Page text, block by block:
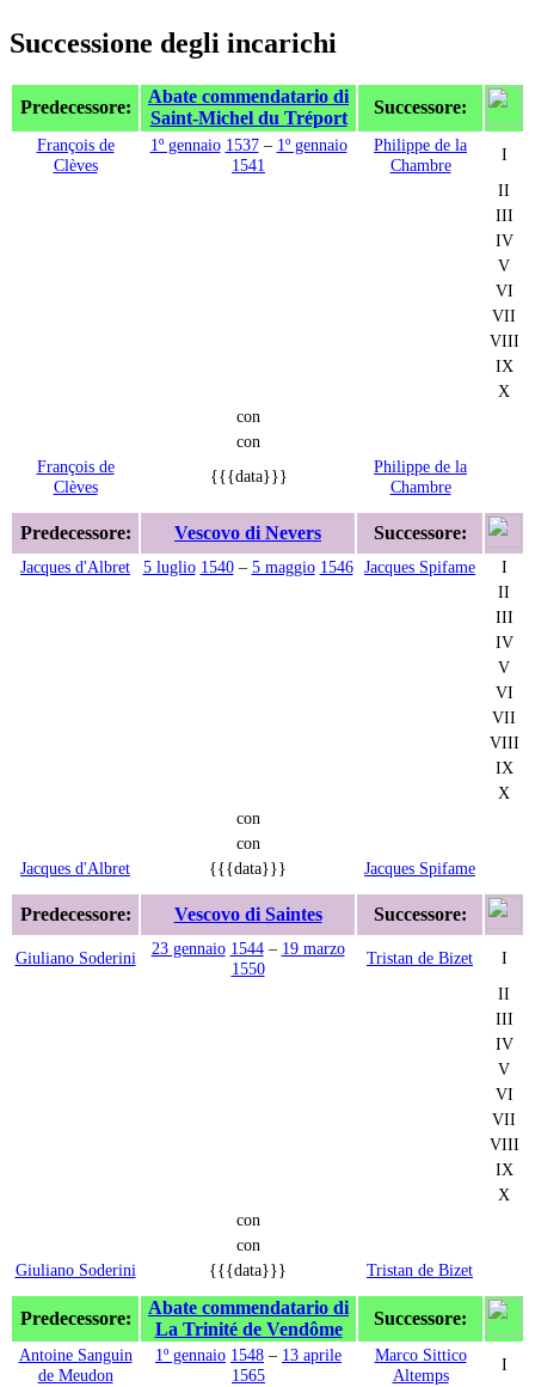
Successione degli incarichi
Predecessore:
Abate commendatario di
Saint-Michel du Tréport
Successore:
François de
Clèves
1º gennaio 1537– 1º gennaio
1541
Philippe de la
Chambre
I
II
III
IV
V
VI
VII
VIII
IX
X
con
con
François de
Clèves
{{{data}}}
Philippe de la
Chambre
Predecessore: Vescovo di Nevers Successore:
Jacques d'Albret 5 luglio 1540– 5 maggio 1546 Jacques Spifame
I
II
III
IV
V
VI
VII
VIII
IX
X
con
con
Jacques d'Albret
{{{data}}} Jacques Spifame
Predecessore: Vescovo di Saintes Successore:
Giuliano Soderini 23 gennaio 1544– 19 marzo
1550
Tristan de Bizet
I
II
III
IV
V
VI
VII
VIII
IX
X
con
con
Giuliano Soderini
{{{data}}} Tristan de Bizet
Predecessore:
Abate commendatario di
La Trinité de Vendôme
Successore:
Antoine Sanguin
de Meudon
1º gennaio 1548 – 13 aprile
1565
Marco Sittico
Altemps
I